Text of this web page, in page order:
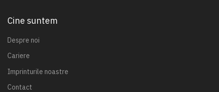
Cine suntem
Despre noi
Cariere
Imprinturile noastre
Contact